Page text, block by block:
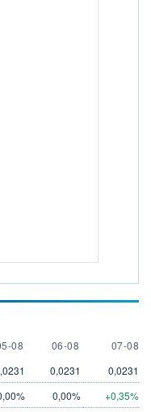
AUGUST
08 6 AUGUST
06-08 7
07-08
0,0231
0,0231
0,00%
+0,35%